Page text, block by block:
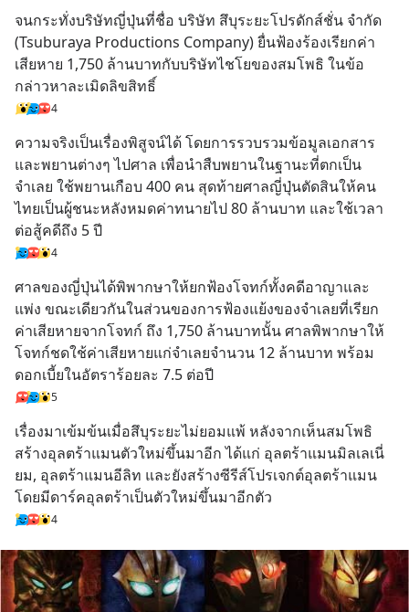
จนกระทั่งบริษัทญี่ปุ่นที่ชื่อ บริษัท สึบุระยะโปรดักส์ชั่น จำกัด
(Tsuburaya Productions Company) ยื่นฟ้องร้องเรียกค่า
เสียหาย 1,750 ล้านบาทกับบริษัทไชโยของสมโพธิ ในข้อ
กล่าวหาละเมิดลิขสิทธิ์
4
ความจริงเป็นเรื่องพิสูจน์ได้ โดยการรวบรวมข้อมูลเอกสาร
และพยานต่างๆ ไปศาล เพื่อนำสืบพยานในฐานะที่ตกเป็น
จำเลย ใช้พยานเกือบ 400 คน สุดท้ายศาลญี่ปุ่นตัดสินให้คน
ไทยเป็นผู้ชนะหลังหมดค่าทนายไป 80 ล้านบาท และใช้เวลา
ต่อสู้คดีถึง 5 ปี
4
ศาลของญี่ปุ่นได้พิพากษาให้ยกฟ้องโจทก์ทั้งคดีอาญาและ
แพ่ง ขณะเดียวกันในส่วนของการฟ้องแย้งของจำเลยที่เรียก
ค่าเสียหายจากโจทก์ ถึง 1,750 ล้านบาทนั้น ศาลพิพากษาให้
โจทก์ชดใช้ค่าเสียหายแก่จำเลยจำนวน 12 ล้านบาท พร้อม
ดอกเบี้ยในอัตราร้อยละ 7.5 ต่อปี
5
เรื่องมาเข้มข้นเมื่อสึบุระยะไม่ยอมแพ้ หลังจากเห็นสมโพธิ
สร้างอุลตร้าแมนตัวใหม่ขึ้นมาอีก ได้แก่ อุลตร้าแมนมิลเลเนี่
ยม, อุลตร้าแมนอีลิท และยังสร้างซีรีส์โปรเจกต์อุลตร้าแมน
โดยมีดาร์คอุลตร้าเป็นตัวใหม่ขึ้นมาอีกตัว
4